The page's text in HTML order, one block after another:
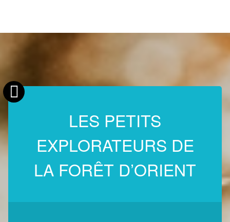
LES PETITS
EXPLORATEURS DE
LA FORÊT D’ORIENT